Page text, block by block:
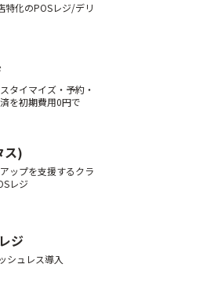
特化のPOSレジ/デリ
タイマイズ・予約・
を初期費用0円で
ス)
ップを支援するクラ
レジ
ジ
シュレス導入